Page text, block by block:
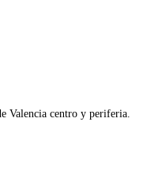
Valencia centro y periferia.